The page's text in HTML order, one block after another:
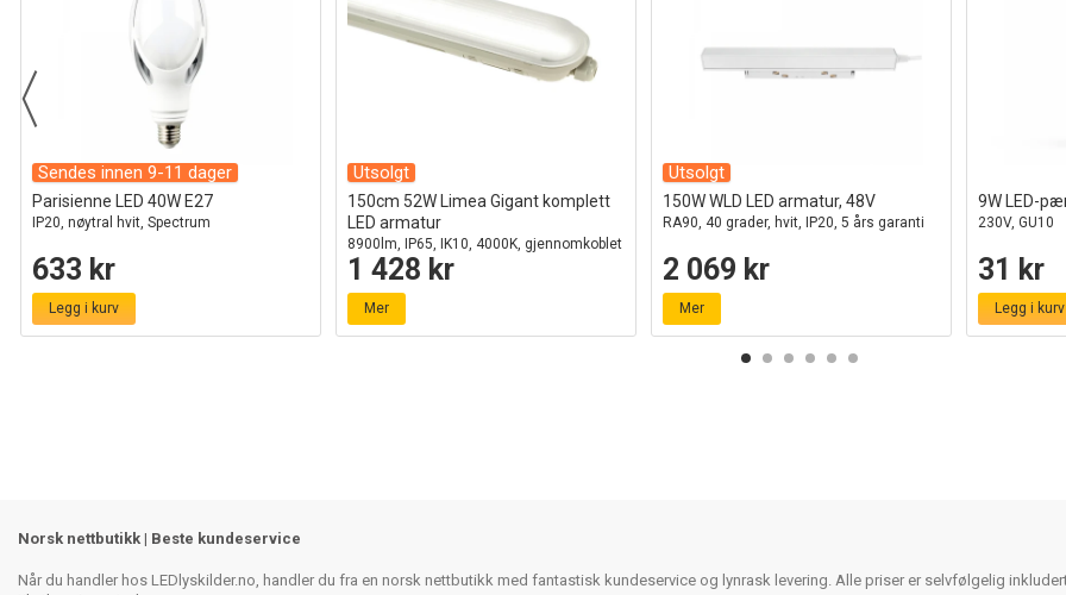
Sendes innen 9-11 dager
Parisienne LED 40W E27
IP20, nøytral hvit, Spectrum
633 kr
Legg i kurv
Utsolgt
150cm 52W Limea Gigant komplett
LED armatur
8900lm, IP65, IK10, 4000K, gjennomkoblet
1 428 kr
Mer
Utsolgt
150W WLD LED armatur, 48V
RA90, 40 grader, hvit, IP20, 5 års garanti
2 069 kr
Mer
9W LED-
230V, GU10
31 kr
Legg i kurv
Norsk nettbutikk | Beste kundeservice
Når du handler hos LEDlyskilder.no, handler du fra en norsk nettbutikk med fantastisk kundeservice og lynrask levering. Alle priser er selvfølgelig